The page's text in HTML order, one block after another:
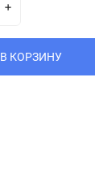
В КОРЗИНУ